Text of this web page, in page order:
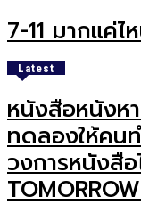
7-11 มากแค่ไ
Latest
หนังสือหนังห
ทดลองให้คน
วงการหนังสือ